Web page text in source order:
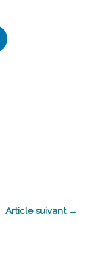
Article suivant →